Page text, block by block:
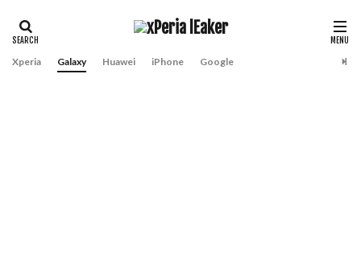
Xperia Galaxy Huawei iPhone Google